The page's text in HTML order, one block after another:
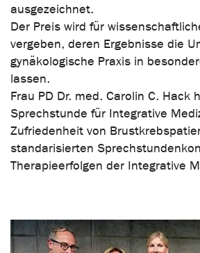
ausgezeichnet.
Der Preis wird für
vergeben, deren Ergebnisse die
gynäkologische Praxis in
lassen.
Frau PD Dr. med. Carolin C. Hack
Sprechstunde für Integrative
Zufriedenheit von
standarisierten
Therapieerfolgen der Integrative